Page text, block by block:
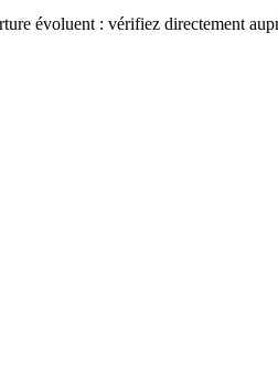
évoluent : vérifiez directement